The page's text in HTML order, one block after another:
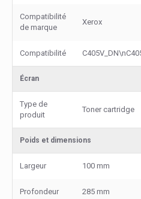
Compatibilité
de marque
Xerox
Compatibilité
Écran
Type de
produit
Toner cartridge
Poids et dimensions
Largeur 100 mm
Profondeur 285 mm